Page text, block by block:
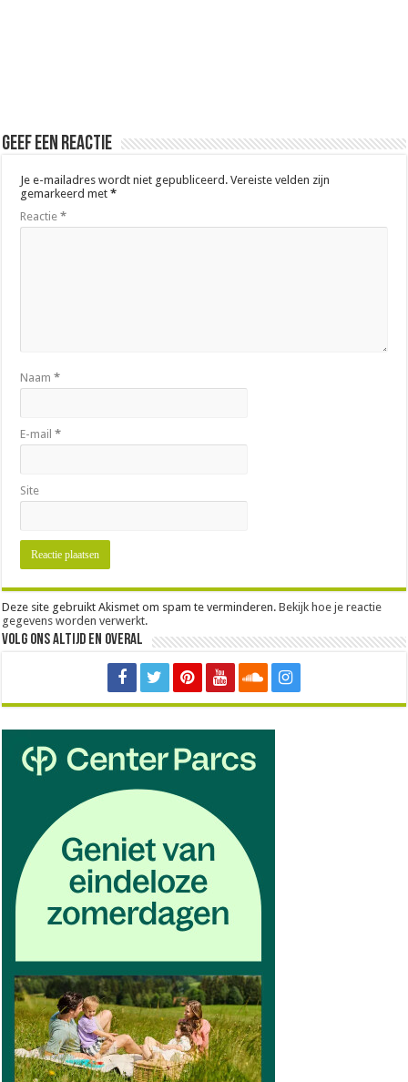
Geef een reactie
Je e-mailadres wordt niet gepubliceerd. Vereiste velden zijn
gemarkeerd met*
Reactie*
Naam*
E-mail*
Site
Deze site gebruikt Akismet om spam te verminderen.Bekijk hoe je reactie
gegevens worden verwerkt.
Volg ons altijd en overal